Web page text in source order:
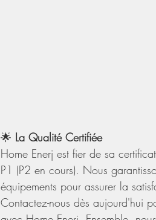
🌟 La Qualité Certifiée
Home Enerj est fier de sa
P1 (P2 en cours). Nous
équipements pour assurer la
Contactez-nous dès aujourd'hui